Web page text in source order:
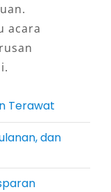
keperluan
trip. Jasa
biasanya
lintas kota
yang aman
acara
Terawat
dan